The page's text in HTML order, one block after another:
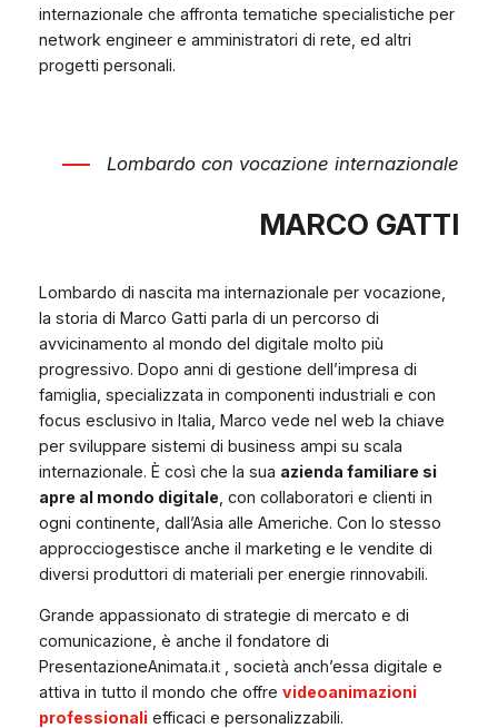
internazionale che affronta tematiche specialistiche per
network engineer e amministratori di rete, ed altri
progetti personali.
Lombardo di nascita ma internazionale per vocazione,
la storia di Marco Gatti parla di un percorso di
avvicinamento al mondo del digitale molto più
progressivo. Dopo anni di gestione dell’impresa di
famiglia, specializzata in componenti industriali e con
focus esclusivo in Italia, Marco vede nel web la chiave
per sviluppare sistemi di business ampi su scala
internazionale. È così che la sua azienda familiare si
apre al mondo digitale , con collaboratori e clienti in
ogni continente, dall’Asia alle Americhe. Con lo stesso
approcciogestisce anche il marketing e le vendite di
diversi produttori di materiali per energie rinnovabili.
Grande appassionato di strategie di mercato e di
comunicazione, è anche il fondatore di
PresentazioneAnimata.it , società anch’essa digitale e
attiva in tutto il mondo che offre videoanimazioni
professionaliefficaci e personalizzabili.
Lombardo con vocazione internazionale
MARCO GATTI